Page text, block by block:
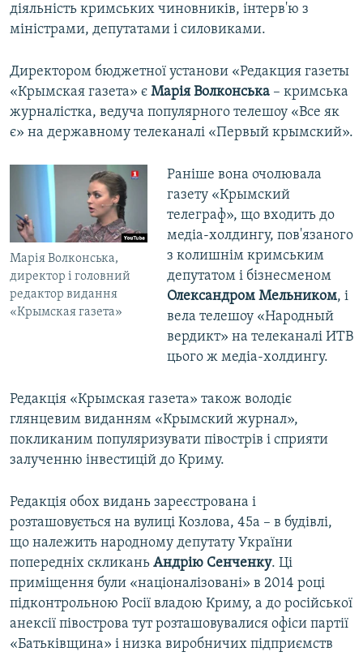
діяльність кримських чиновників, інтерв'ю з
міністрами, депутатами і силовиками.
Директором бюджетної установи «Редакция газеты
«Крымская газета» є Марія Волконська – кримська
журналістка, ведуча популярного телешоу «Все як
є» на державному телеканалі «Первый крымский».
Марія Волконська,
директор і головний
редактор видання
«Крымская газета»
Раніше вона очолювала
газету «Крымский
телеграф», що входить до
медіа-холдингу, пов'язаного
з колишнім кримським
депутатом і бізнесменом
Олександром Мельником, і
вела телешоу «Народный
вердикт» на телеканалі ИТВ
цього ж медіа-холдингу.
Редакція «Крымская газета» також володіє
глянцевим виданням «Крымский журнал»,
покликаним популяризувати півострів і сприяти
залученню інвестицій до Криму.
Редакція обох видань зареєстрована і
розташовується на вулиці Козлова, 45а – в будівлі,
що належить народному депутату України
попередніх скликань Андрію Сенченку. Ці
приміщення були «націоналізовані» в 2014 році
підконтрольною Росії владою Криму, а до російської
анексії півострова тут розташовувалися офіси партії
«Батьківщина» і низка виробничих підприємств